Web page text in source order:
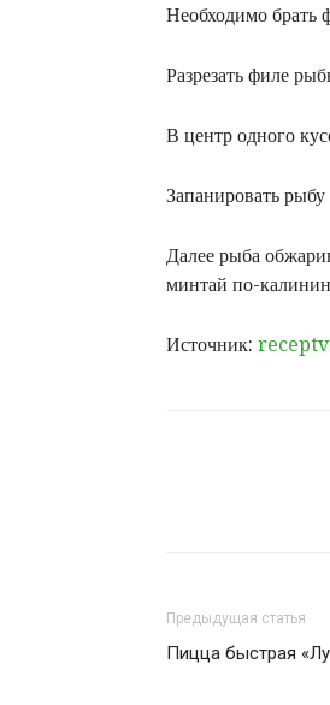
Необходимо брать
Разрезать филе
В центр одного
Запанировать рыбу
Далее рыба
минтай по-
Источник:
Предыдущая статья
Пицца быстрая